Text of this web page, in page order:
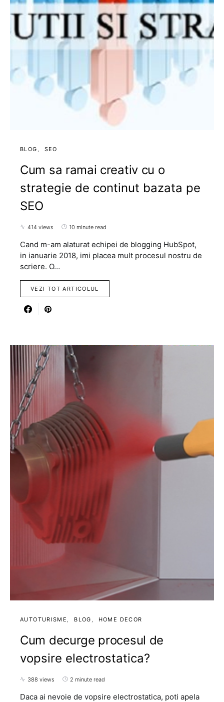
BLOG SEO
Cum sa ramai creativ cu o
strategie de continut bazata pe
SEO
414 views 10 minute read
Cand m-am alaturat echipei de blogging HubSpot,
in ianuarie 2018, imi placea mult procesul nostru de
scriere. O…
VEZI TOT ARTICOLUL
AUTOTURISME BLOG HOME DECOR
Cum decurge procesul de
vopsire electrostatica?
388 views 2 minute read
Daca ai nevoie de vopsire electrostatica, poti apela